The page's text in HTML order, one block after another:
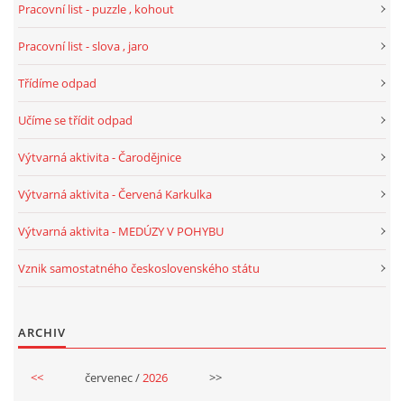
UČTE DĚTI PROŽITKEM
SENZORY PLAY
POLYTECHNICKÉ ČINNOSTI
MOTIVAČNÍ CITÁTY PRO UČITELE
Pracovní list - puzzle , kohout
Pracovní list - slova , jaro
Třídíme odpad
Učíme se třídit odpad
Výtvarná aktivita - Čarodějnice
Výtvarná aktivita - Červená Karkulka
Výtvarná aktivita - MEDÚZY V POHYBU
Vznik samostatného československého státu
ARCHIV
<< červenec /2026 >>